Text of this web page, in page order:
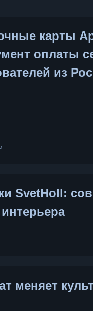
карты
оплаты
из
SvetHoll:
меняет